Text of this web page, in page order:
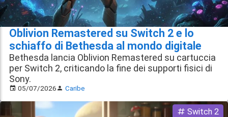
Oblivion Remastered su Switch 2 e lo
schiaffo di Bethesda al mondo digitale
Bethesda lancia Oblivion Remastered su cartuccia
per Switch 2, criticando la fine dei supporti fisici di
Sony.
05/07/2026 Caribe
Switch 2